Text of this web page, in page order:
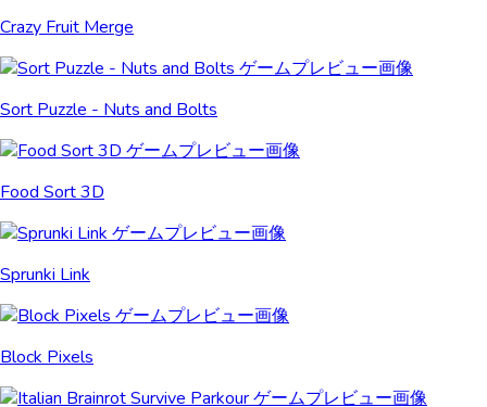
Crazy Fruit Merge
Sort Puzzle - Nuts and Bolts
Food Sort 3D
Sprunki Link
Block Pixels